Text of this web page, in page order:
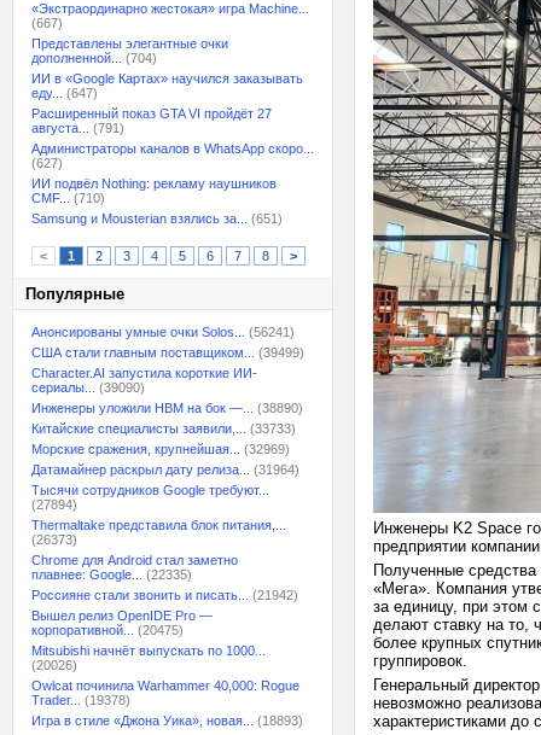
«Экстраординарно жестокая» игра Machine...
(667)
Представлены элегантные очки
дополненной...
(704)
ИИ в «Google Картах» научился заказывать
еду...
(647)
Расширенный показ GTA VI пройдёт 27
августа...
(791)
Администраторы каналов в WhatsApp скоро...
(627)
ИИ подвёл Nothing: рекламу наушников
CMF...
(710)
Samsung и Mousterian взялись за...
(651)
< 1 2 3 4 5 6 7 8 >
Популярные
Анонсированы умные очки Solos...
(56241)
США стали главным поставщиком...
(39499)
Character.AI запустила короткие ИИ-
сериалы...
(39090)
Инженеры уложили HBM на бок —...
(38890)
Китайские специалисты заявили,...
(33733)
Морские сражения, крупнейшая...
(32969)
Датамайнер раскрыл дату релиза...
(31964)
Тысячи сотрудников Google требуют...
(27894)
Thermaltake представила блок питания,...
(26373)
Chrome для Android стал заметно
плавнее: Google...
(22335)
Россияне стали звонить и писать...
(21942)
Вышел релиз OpenIDE Pro —
корпоративной...
(20475)
Mitsubishi начнёт выпускать по 1000...
(20026)
Owlcat починила Warhammer 40,000: Rogue
Trader...
(19378)
Игра в стиле «Джона Уика», новая...
(18893)
Инженеры K2 Space
предприятии
Полученные
«Мега». Компания
за единицу, при этом
делают ставку на то,
более крупных
группировок.
Генеральный
невозможно
характеристиками